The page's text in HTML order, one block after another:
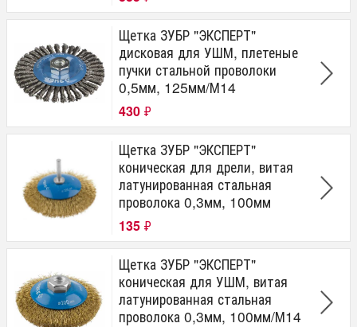
Щетка ЗУБР "ЭКСПЕРТ"
дисковая для УШМ, плетеные
пучки стальной проволоки
0,5мм, 125мм/М14
430 ₽
Щетка ЗУБР "ЭКСПЕРТ"
коническая для дрели, витая
латунированная стальная
проволока 0,3мм, 100мм
135 ₽
Щетка ЗУБР "ЭКСПЕРТ"
коническая для УШМ, витая
латунированная стальная
проволока 0,3мм, 100мм/М14